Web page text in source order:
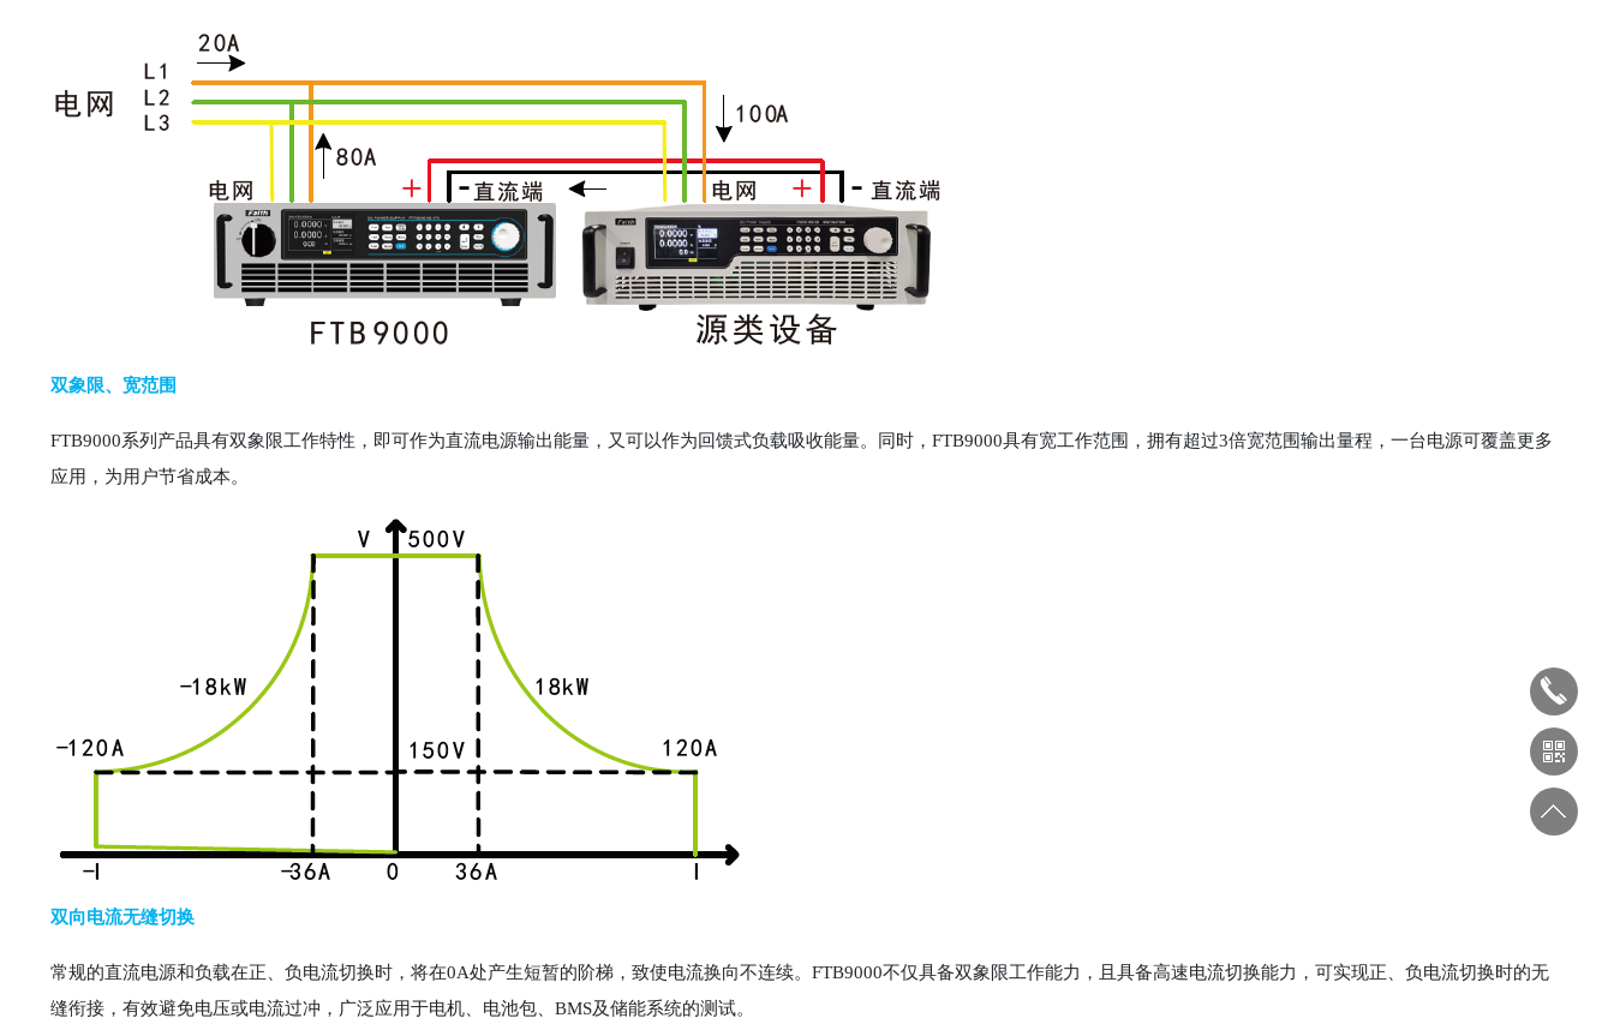
双象限、宽范围
FTB9000系列产品具有双象限工作特性，即可作为直流电源输出能量，又可以作为回馈式负载吸收能量。同时，FTB9000具有宽工作范围，拥有超过3倍宽范围输出量程，一台电源可覆盖更多
应用，为用户节省成本。
双向电流无缝切换
常规的直流电源和负载在正、负电流切换时，将在0A处产生短暂的阶梯，致使电流换向不连续。FTB9000不仅具备双象限工作能力，且具备高速电流切换能力，可实现正、负电流切换时的无
缝衔接，有效避免电压或电流过冲，广泛应用于电机、电池包、BMS及储能系统的测试。